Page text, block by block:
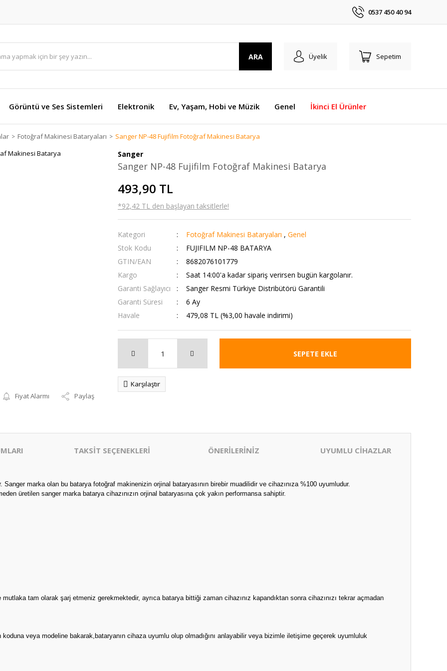
0537 450 40 94
ARA Üyelik Sepetim
Görüntü ve Ses Sistemleri Elektronik Ev, Yaşam, Hobi ve Müzik Genel İkinci El Ürünler
Fotoğraf Makinesi Bataryaları Sanger NP-48 Fujifilm Fotoğraf Makinesi Batarya
Fiyat Alarmı Paylaş
Sanger
Sanger NP-48 Fujifilm Fotoğraf Makinesi Batarya
493,90 TL
*92,42 TL den başlayan taksitlerle!
Kategori Fotoğraf Makinesi Bataryaları , Genel
Stok Kodu
FUJIFILM NP-48 BATARYA
GTIN/EAN
8682076101779
Kargo
Saat 14:00'a kadar sipariş verirsen bugün kargolanır.
Garanti Sağlayıcı
Sanger Resmi Türkiye Distribütörü Garantili
Garanti Süresi
6 Ay
Havale
479,08 TL (%3,00 havale indirimi)
SEPETE EKLE
Karşılaştır
TAKSİT SEÇENEKLERİ ÖNERİLERİNİZ UYUMLU CİHAZLAR
marka olan bu batarya fotoğraf makinenizin orjinal bataryasının birebir muadilidir ve cihazınıza %100 uyumludur.
üretilen sanger marka batarya cihazınızın orjinal bataryasına çok yakın performansa sahiptir.
mutlaka tam olarak şarj etmeniz gerekmektedir, ayrıca batarya bittiği zaman cihazınız kapandıktan sonra cihazınızı tekrar açmadan
koduna veya modeline bakarak,bataryanın cihaza uyumlu olup olmadığını anlayabilir veya bizimle iletişime geçerek uyumluluk